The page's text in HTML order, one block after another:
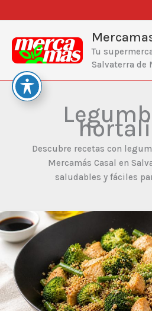
al
contenido
Tu
Salvaterra de
Descubre recetas con
Mercamás Casal en
saludables y fáciles
Wok
de
quinoa
con
brócoli
y
pollo